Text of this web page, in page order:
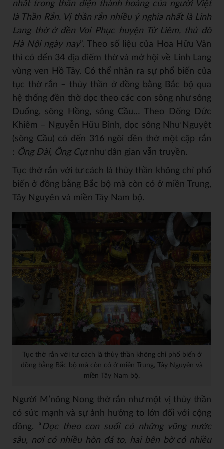
nhất trong thần điện thành hoàng của người Việt
là Thần Rắn. Vị thần rắn nhiều ý nghĩa nhất là Linh
Lang thờ ở đền Voi Phục huyện Từ Liêm, thủ đô
Hà Nội ngày nay”. Theo số liệu của Hoa Hữu Vân
thì có đến 34 địa điểm thờ và mở hội về Linh Lang
vùng ven Hồ Tây. Có thể nhận ra sự phổ biến của
tục thờ rắn – thủy thần ở đồng bằng Bắc bộ qua
hệ thống đền thờ dọc theo các con sông như sông
Đuống, sông Hồng, sông Cầu… Theo Đổng Đức
Khiêm – Nguyễn Hữu Bình, dọc sông Như Nguyệt
(sông Cầu) có đến 316 ngôi đền thờ một cặp rắn
: Ông Dài, Ông Cụtnhư dân gian vẫn truyền.
Tục thờ rắn với tư cách là thủy thần không chỉ phổ
biến ở đồng bằng Bắc bộ mà còn có ở miền Trung,
Tây Nguyên và miền Tây Nam bộ.
Tục thờ rắn với tư cách là thủy thần không chỉ phổ biến ở
đồng bằng Bắc bộ mà còn có ở miền Trung, Tây Nguyên và
miền Tây Nam bộ.
Người M’nông Nong thờ rắn như một vị thủy thần
có sức mạnh và sự ảnh hưởng to lớn đối với cộng
đồng. “ Dọc theo con suối có những vũng nước
sâu, nơi có nhiều hòn đá to, hai bên bờ có nhiều